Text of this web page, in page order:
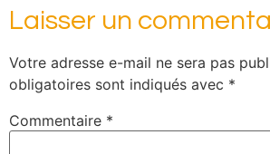
Laisser un
Votre adresse e-mail ne sera pas
obligatoires sont indiqués avec *
Commentaire *